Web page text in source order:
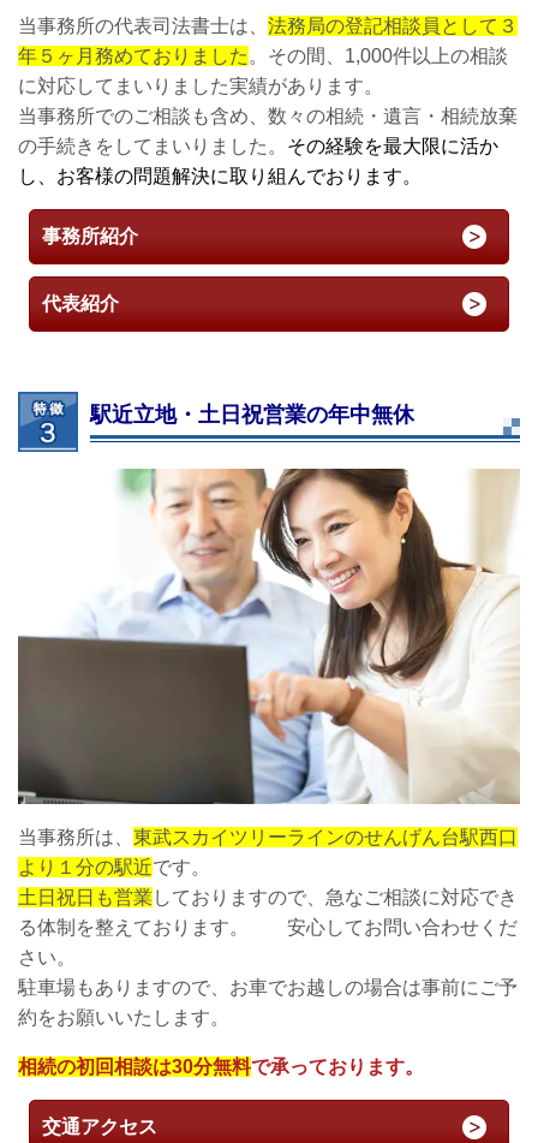
当事務所の代表司法書士は、 法務局の登記相談員として３
年５ヶ月務めておりました 。その間、1,000件以上の相談
に対応してまいりました実績があります。
当事務所でのご相談も含め、数々の相続・遺言・相続放棄
の手続きをしてまいりました。 その経験を最大限に活か
し、お客様の問題解決に取り組んでおります。
事務所紹介
代表紹介
駅近立地・土日祝営業の年中無休
当事務所は、 東武スカイツリーラインのせんげん台駅西口
より１分の駅近です。
土日祝日も営業 しておりますので、急なご相談に対応でき
る体制を整えております。 安心してお問い合わせくだ
さい。
駐車場もありますので、お車でお越しの場合は事前にご予
約をお願いいたします。
相続の初回相談は30分無料で承っております。
交通アクセス